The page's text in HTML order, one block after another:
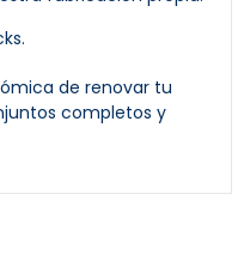
de renovar tu
completos y